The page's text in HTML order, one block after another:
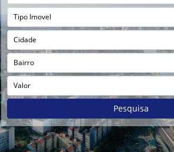
Tipo Imovel
Cidade
Bairro
Valor
Pesquisa